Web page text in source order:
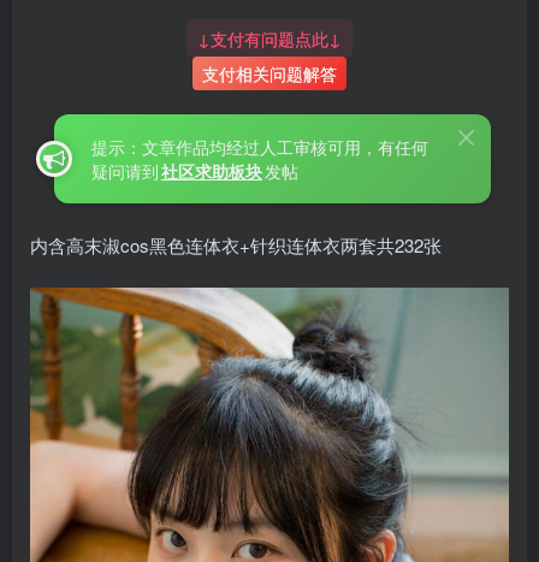
↓支付有问题点此↓
支付相关问题解答
提示：文章作品均经过人工审核可用，有任何
疑问请到社区求助板块发帖
内含高末淑cos黑色连体衣+针织连体衣两套共232张